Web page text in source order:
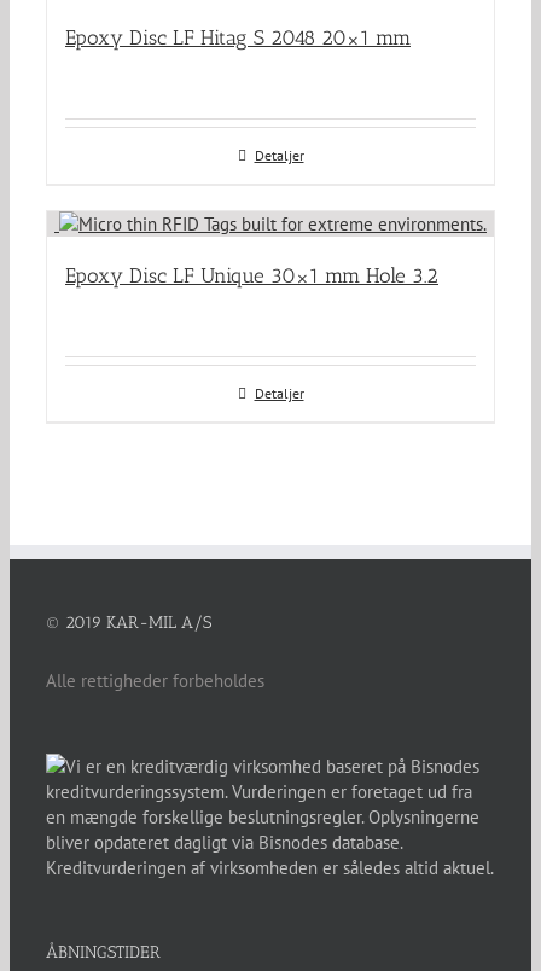
Epoxy Disc LF Hitag S 2048 20×1 mm
Detaljer
Epoxy Disc LF Unique 30×1 mm Hole 3.2
Detaljer
© 2019 KAR-MIL A/S
Alle rettigheder forbeholdes
ÅBNINGSTIDER